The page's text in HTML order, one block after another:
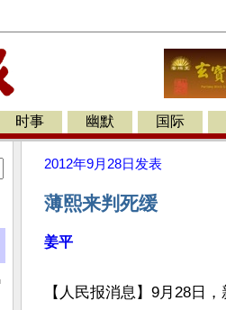
时事 幽默 国际
2012年9月28日 发表
薄熙来判死缓
姜平
【人民报消息】9月28日